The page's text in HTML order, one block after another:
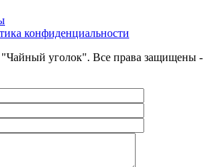
конфиденциальности
уголок". Все права защищены -